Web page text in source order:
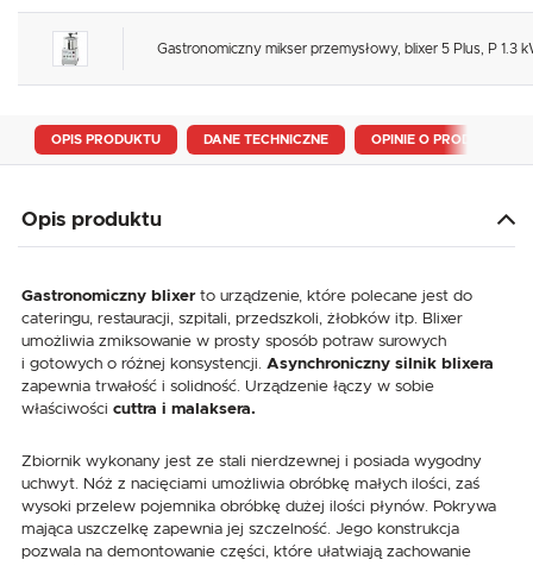
Gastronomiczny mikser przemysłowy, blixer 5 Plus, P 1.3
OPIS PRODUKTU DANE TECHNICZNE OPINIE O PRODUKCIE
Opis produktu
Gastronomiczny blixer to urządzenie, które polecane jest do
cateringu, restauracji, szpitali, przedszkoli, żłobków itp. Blixer
umożliwia zmiksowanie w prosty sposób potraw surowych
i gotowych o różnej konsystencji. Asynchroniczny silnik blixera
zapewnia trwałość i solidność. Urządzenie łączy w sobie
właściwości cuttra i malaksera.
Zbiornik wykonany jest ze stali nierdzewnej i posiada wygodny
uchwyt. Nóż z nacięciami umożliwia obróbkę małych ilości, zaś
wysoki przelew pojemnika obróbkę dużej ilości płynów. Pokrywa
mająca uszczelkę zapewnia jej szczelność. Jego konstrukcja
pozwala na demontowanie części, które ułatwiają zachowanie